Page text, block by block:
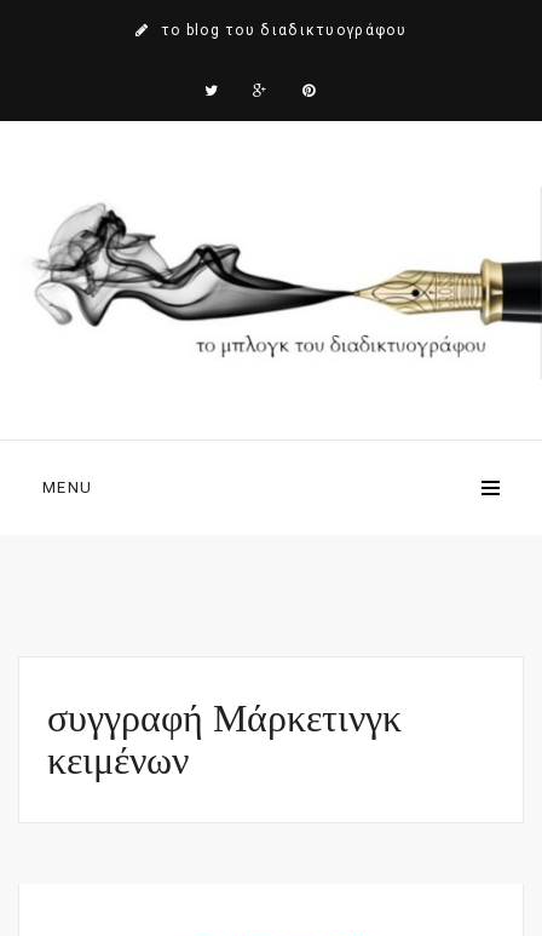
το blog του διαδικτυογράφου
MENU
συγγραφή Μάρκετινγκ
κειμένων